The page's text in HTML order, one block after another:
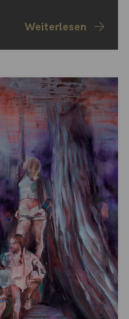
Weiterlesen